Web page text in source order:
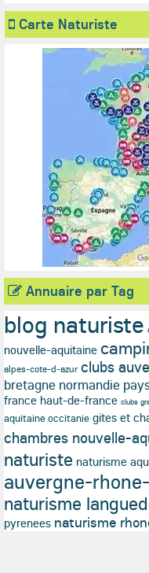
Carte Naturiste
Annuaire par Tag
blog naturiste
nouvelle-aquitaine
alpes-cote-d-azur clubs
bretagne normandie
france haut-de-france clubs
aquitaine occitanie gites et
chambres nouvelle-
naturiste naturisme
auvergne-
naturisme
pyrenees naturisme